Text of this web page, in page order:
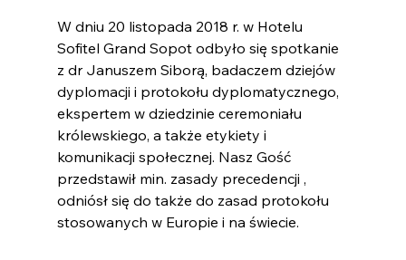
W dniu 20 listopada 2018 r. w Hotelu
Sofitel Grand Sopot odbyło się spotkanie
z dr Januszem Siborą, badaczem dziejów
dyplomacji i protokołu dyplomatycznego,
ekspertem w dziedzinie ceremoniału
królewskiego, a także etykiety i
komunikacji społecznej. Nasz Gość
przedstawił min. zasady precedencji ,
odniósł się do także do zasad protokołu
stosowanych w Europie i na świecie.